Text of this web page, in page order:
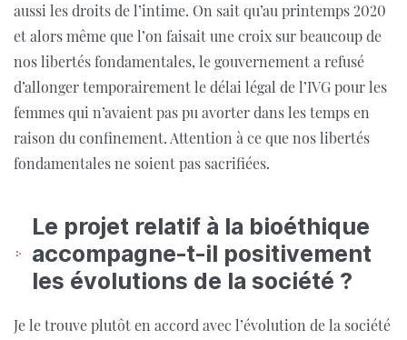
aussi les droits de l’intime. On sait qu’au printemps 2020
et alors même que l’on faisait une croix sur beaucoup de
nos libertés fondamentales, le gouvernement a refusé
d’allonger temporairement le délai légal de l’IVG pour les
femmes qui n’avaient pas pu avorter dans les temps en
raison du confinement. Attention à ce que nos libertés
fondamentales ne soient pas sacrifiées.
Le projet relatif à la bioéthique
accompagne-t-il positivement
les évolutions de la société ?
Je le trouve plutôt en accord avec l’évolution de la société